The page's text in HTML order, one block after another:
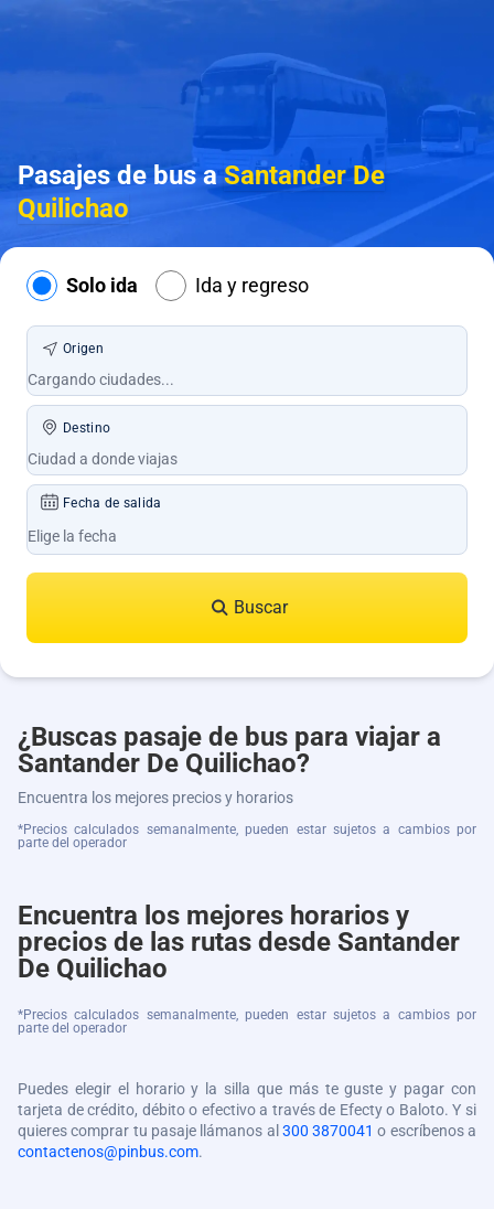
Pasajes de bus aSantander De
Quilichao
Solo ida Ida y regreso
Origen
Destino
Fecha de salida
Buscar
¿Buscas pasaje de bus para viajar a
Santander De Quilichao?
Encuentra los mejores precios y horarios
*Precios calculados semanalmente, pueden estar sujetos a cambios por
parte del operador
Encuentra los mejores horarios y
precios de las rutas desde Santander
De Quilichao
*Precios calculados semanalmente, pueden estar sujetos a cambios por
parte del operador
Puedes elegir el horario y la silla que más te guste y pagar con
tarjeta de crédito, débito o efectivo a través de Efecty o Baloto. Y si
quieres comprar tu pasaje llámanos al 300 3870041 o escríbenos a
contactenos@pinbus.com.